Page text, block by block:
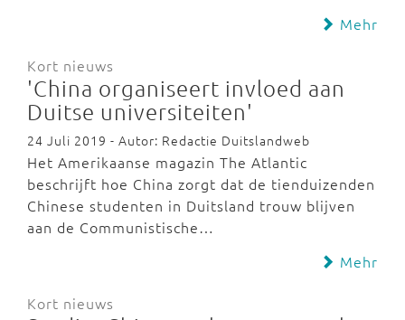
Mehr
Kort nieuws
'China organiseert invloed aan
Duitse universiteiten'
24 Juli 2019 - Autor: Redactie Duitslandweb
Het Amerikaanse magazin The Atlantic
beschrijft hoe China zorgt dat de tienduizenden
Chinese studenten in Duitsland trouw blijven
aan de Communistische…
Mehr
Kort nieuws